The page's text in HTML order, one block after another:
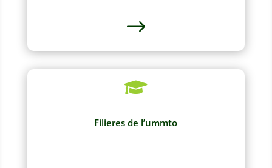
$

Filieres de l’ummto